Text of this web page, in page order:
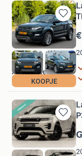
Bewaren
in
Mijn
KOOPJE
Autohandel Honing
Amersfoort
Bewaren
in
Mijn